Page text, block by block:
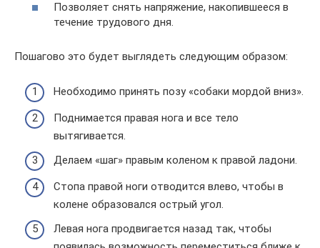
Позволяет снять напряжение, накопившееся в
течение трудового дня.
Пошагово это будет выглядеть следующим образом:
Необходимо принять позу «собаки мордой вниз».
Поднимается правая нога и все тело
вытягивается.
Делаем «шаг» правым коленом к правой ладони.
Стопа правой ноги отводится влево, чтобы в
колене образовался острый угол.
Левая нога продвигается назад так, чтобы